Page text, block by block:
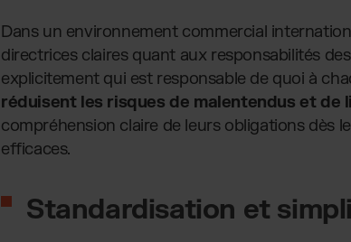
Dans un environnement commercial
directrices claires quant aux responsabilités
explicitement qui est responsable de quoi à
réduisent les risques de malentendus et de
compréhension claire de leurs obligations dès
efficaces.
Standardisation et